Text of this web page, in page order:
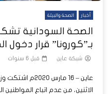
أخبار الصحة والبيئة
الصحة السودانية
بـ”كورونا” قرار دخول
شبكة عاين قبل 6 سنوات
عاين – 16 مارس
الاثنين، من عدم اتباع